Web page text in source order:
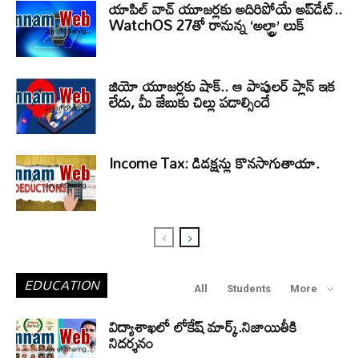
యాపిల్ వాచ్ యూజర్లకు అదిరిపోయే అప్‌డేట్..
WatchOS 27తో రానున్న ‘అల్ట్రా’ లుక్
జియో యూజర్లకు షాక్.. ఆ పాపులర్ ప్లాన్ ఇక
లేదు, మీ జేబుకు చిల్లు పడాల్సిందే
Income Tax: డిడక్షన్లు కొనసాగుతాయా.
EDUCATION All Students More
విద్యాశాఖలో లోకేష్ మార్క్.నిజాయితీకి
నిదర్శనం